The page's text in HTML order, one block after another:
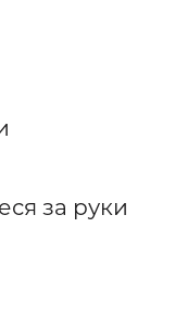
за руки